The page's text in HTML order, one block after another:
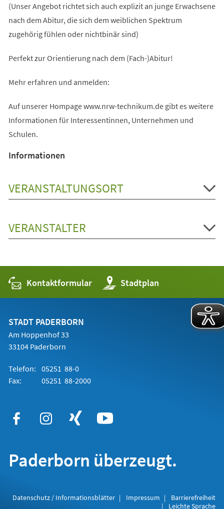
(Unser Angebot richtet sich auch explizit an junge Erwachsene
nach dem Abitur, die sich dem weiblichen Spektrum
zugehörig fühlen oder nichtbinär sind)
Perfekt zur Orientierung nach dem (Fach-)Abitur!
Mehr erfahren und anmelden:
Auf unserer Hompage www.nrw-technikum.de gibt es weitere
Informationen für Interessentinnen, Unternehmen und
Schulen.
Informationen
VERANSTALTUNGSORT
VERANSTALTER
Kontaktformular Stadtplan
(Öffnet
in
einem
STADT PADERBORN
Am Hoppenhof 33
33104 Paderborn
Telefon: 05251 88-0
Fax:
05251 88-2000
Paderborn überzeugt.
Datenschutz / Informationsblätter Impressum
Barrierefreiheit
Leichte Sprache